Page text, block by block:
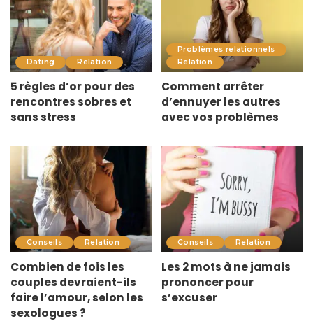
Dating Relation
5 règles d’or pour des
rencontres sobres et
sans stress
Problèmes relationnels
Relation
Comment arrêter
d’ennuyer les autres
avec vos problèmes
Conseils Relation
Combien de fois les
couples devraient-ils
faire l’amour, selon les
sexologues ?
Conseils Relation
Les 2 mots à ne jamais
prononcer pour
s’excuser